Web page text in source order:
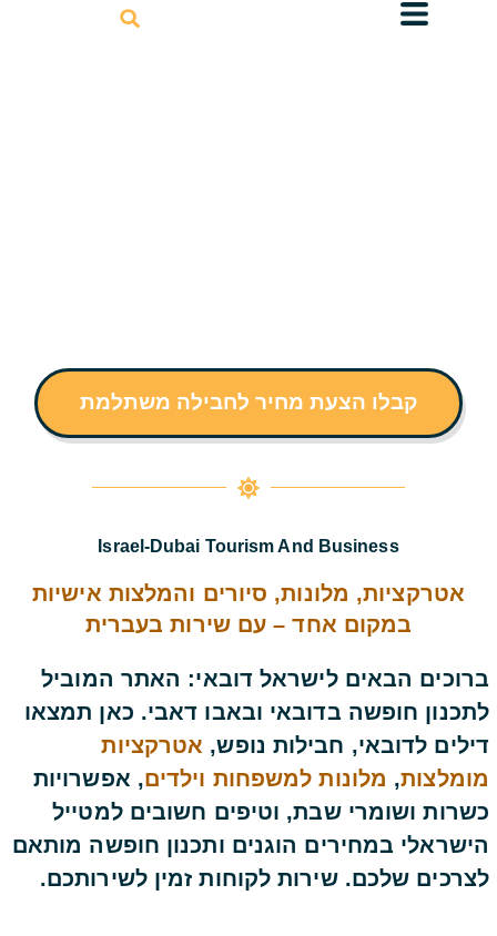
קבלו הצעת מחיר לחבילה משתלמת
Israel-Dubai Tourism And Business
אטרקציות, מלונות, סיורים והמלצות אישיות
במקום אחד – עם שירות בעברית
ברוכים הבאים לישראל דובאי: האתר המוביל
לתכנון חופשה בדובאי ובאבו דאבי. כאן תמצאו
דילים לדובאי, חבילות נופש, אטרקציות
מומלצות, מלונות למשפחות וילדים, אפשרויות
כשרות ושומרי שבת, וטיפים חשובים למטייל
הישראלי במחירים הוגנים ותכנון חופשה מותאם
לצרכים שלכם. שירות לקוחות זמין לשירותכם.